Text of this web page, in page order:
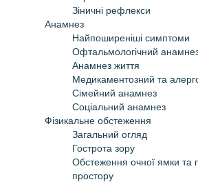
Зіничні рефлекси
Анамнез
Найпоширеніші симптоми
Офтальмологічний
Анамнез життя
Медикаментозний та
Сімейний анамнез
Соціальний анамнез
Фізикальне обстеження
Загальний огляд
Гострота зору
Обстеження очної ямки та
простору